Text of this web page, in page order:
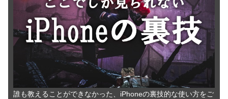
誰も教えることができなかった、iPhoneの裏技的な使い方をご